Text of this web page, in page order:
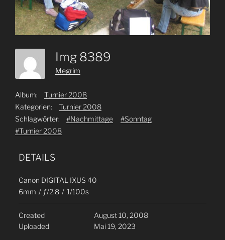
Img 8389
Megrim
Album:
Turnier 2008
Kategorien:
Turnier 2008
Schlagwörter:
#Nachmittage
#Sonntag
#Turnier 2008
DETAILS
Canon DIGITAL IXUS 40
6mm / ƒ/2.8 / 1/100s
Created
August 10, 2008
Uploaded
Mai 19, 2023